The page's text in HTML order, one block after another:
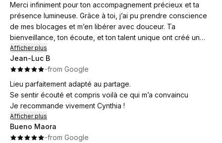
Merci infiniment pour ton accompagnement précieux et ta
présence lumineuse. Grâce à toi, j’ai pu prendre conscience
de mes blocages et m’en libérer avec douceur. Ta
bienveillance, ton écoute, et ton talent unique ont créé un
espace sûr où j’ai retrouvé apaisement et clarté.
Je suis profondément reconnaissante pour tout ce que tu es
et pour l’impact positif que tu as eu sur ma vie.
Avec toute ma gratitude,
Ilaria
Afficher plus
Jean-Luc B
··from Google
Lieu parfaitement adapté au partage.
Se sentir écouté et compris voilà ce qui m’a convaincu
Je recommande vivement Cynthia !
Afficher plus
Bueno Maora
··from Google